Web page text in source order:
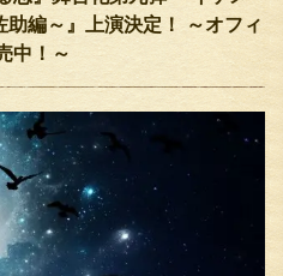
編～』上演決定！ ～オフィ
中！～